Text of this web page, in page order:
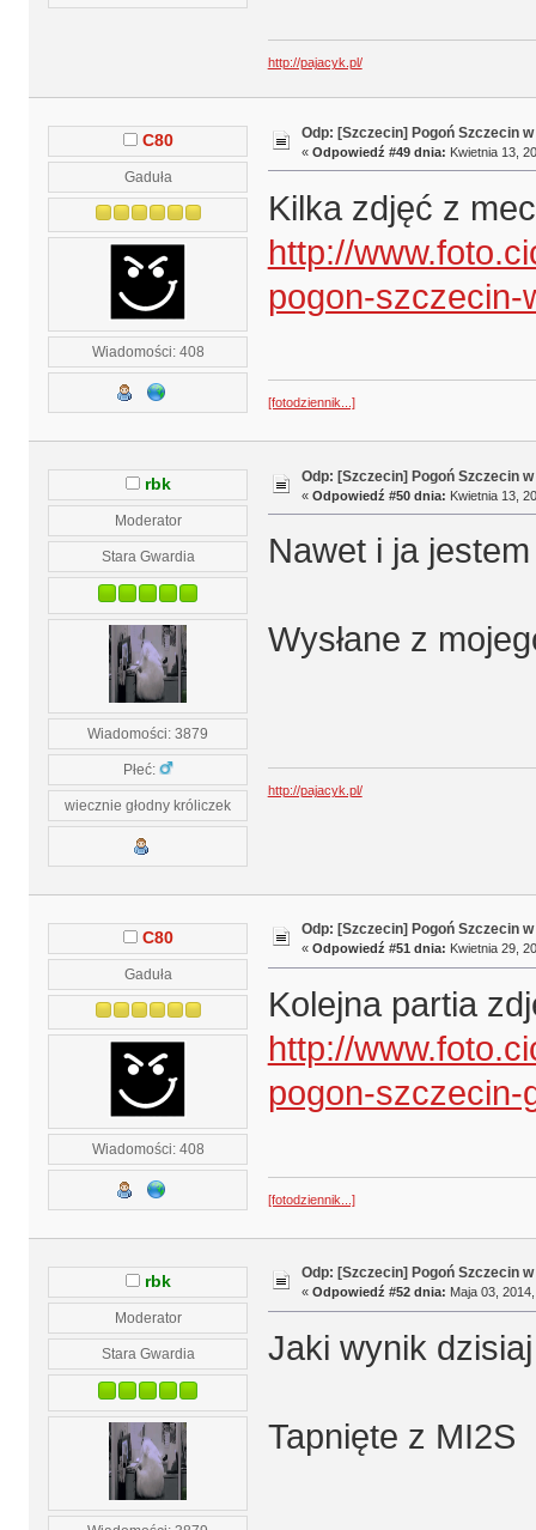
http://pajacyk.pl/
C80
Gaduła
Wiadomości: 408
Odp: [Szczecin] Pogoń Szczecin
« Odpowiedź #49 dnia: Kwietnia 13,
Kilka zdjęć z
http://
pogon-szczecin-
[fotodziennik...]
rbk
Moderator
Stara Gwardia
Wiadomości: 3879
Płeć:
wiecznie głodny króliczek
Odp: [Szczecin] Pogoń Szczecin
« Odpowiedź #50 dnia: Kwietnia 13,
Nawet i ja
Wysłane z
http://pajacyk.pl/
C80
Gaduła
Wiadomości: 408
Odp: [Szczecin] Pogoń Szczecin
« Odpowiedź #51 dnia: Kwietnia 29,
Kolejna partia
http://
pogon-szczecin-
[fotodziennik...]
rbk
Moderator
Stara Gwardia
Odp: [Szczecin] Pogoń Szczecin
« Odpowiedź #52 dnia: Maja 03,
Jaki wynik
Tapnięte z MI2S